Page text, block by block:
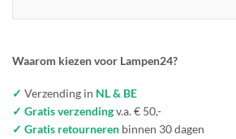
Waarom kiezen voor Lampen24?
✓ Verzending in NL & BE
✓ Gratis verzendingv.a. € 50,-
✓ Gratis retourneren binnen 30 dagen